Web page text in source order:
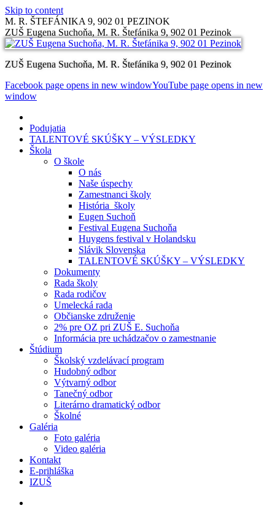
Skip to content
M. R. ŠTEFÁNIKA 9, 902 01 PEZINOK
ZUŠ Eugena Suchoňa, M. R. Štefánika 9, 902 01 Pezinok
ZUŠ Eugena Suchoňa, M. R. Štefánika 9, 902 01 Pezinok
Facebook page opens in new windowYouTube page opens in new
window
Podujatia
TALENTOVÉ SKÚŠKY – VÝSLEDKY
Škola
O škole
O nás
Naše úspechy
Zamestnanci školy
História školy
Eugen Suchoň
Festival Eugena Suchoňa
Huygens festival v Holandsku
Slávik Slovenska
TALENTOVÉ SKÚŠKY – VÝSLEDKY
Dokumenty
Rada školy
Rada rodičov
Umelecká rada
Občianske združenie
2% pre OZ pri ZUŠ E. Suchoňa
Informácia pre uchádzačov o zamestnanie
Štúdium
Školský vzdelávací program
Hudobný odbor
Výtvarný odbor
Tanečný odbor
Literárno dramatický odbor
Školné
Galéria
Foto galéria
Video galéria
Kontakt
E-prihláška
IZUŠ